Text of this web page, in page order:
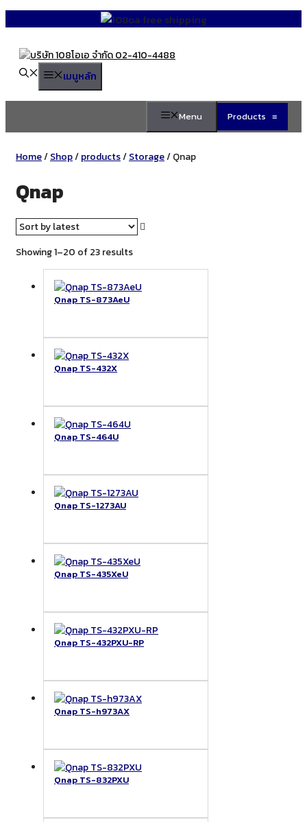
content
เมนูหลัก
Menu Products ≡
Home/Shop/products/Storage/ Qnap
Qnap
Showing 1–20 of 23 resultsSorted
by
latest
Qnap TS-873AeU
Qnap TS-432X
Qnap TS-464U
Qnap TS-1273AU
Qnap TS-435XeU
Qnap TS-432PXU-RP
Qnap TS-h973AX
Qnap TS-832PXU